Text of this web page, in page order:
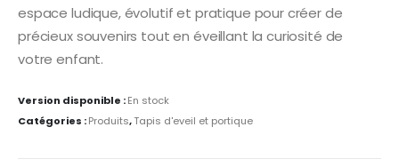
espace ludique, évolutif et pratique pour créer de
précieux souvenirs tout en éveillant la curiosité de
votre enfant.
Version disponible :En stock
Catégories :Produits,Tapis d'eveil et portique